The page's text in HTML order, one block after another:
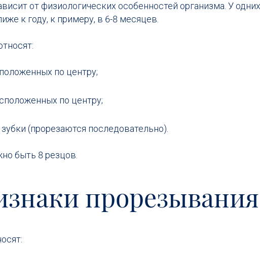
от физиологических особенностей организма. У
к году, к примеру, в 6-8 месяцев.
по центру;
по центру;
(прорезаются последовательно).
быть 8 резцов.
прорезывания